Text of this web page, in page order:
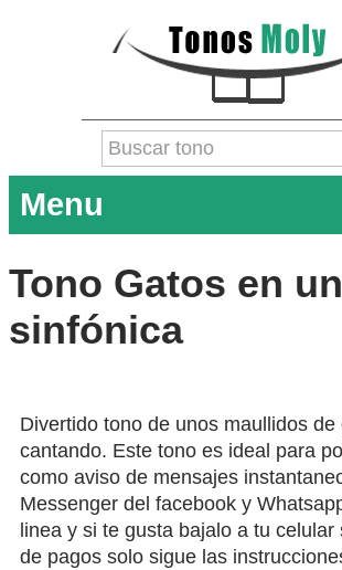
Menu
Tono Gatos en
sinfónica
Divertido tono de unos maullidos de
cantando. Este tono es ideal para
como aviso de mensajes
Messenger del facebook y
linea y si te gusta bajalo a tu celular
de pagos solo sigue las